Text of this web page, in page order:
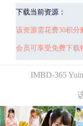
下载当前资源：
该资源需花费30积分
会员可享受免费下载
IMBD-365